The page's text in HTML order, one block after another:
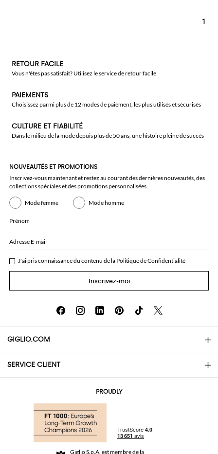
1
RETOUR FACILE
Vous n'êtes pas satisfait? Utilisez le service de retour facile
PAIEMENTS
Choisissez parmi plus de 12 modes de paiement, les plus utilisés et sécurisés
CULTURE ET FIABILITÉ
Dans le milieu de la mode depuis plus de 50 ans, une histoire pleine de succès
NOUVEAUTÉS ET PROMOTIONS
Inscrivez-vous maintenant et restez au courant des dernières nouveautés, des
collections spéciales et des promotions personnalisées.
Mode femme Mode homme
Prénom
Adresse E-mail
J'ai pris connaissance du contenu de la Politique de Confidentialité
Inscrivez-moi
GIGLIO.COM
About
Community Store
SERVICE CLIENT
Retours et Remboursements
PROUDLY
Giglio S.p.A. est membre de la